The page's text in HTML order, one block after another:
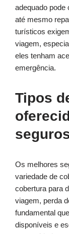
adequado
até mesmo
turísticos
viagem,
eles tenham
emergência.
Tipos
Os melhores
variedade de
cobertura para
viagem, perda
fundamental
disponíveis e